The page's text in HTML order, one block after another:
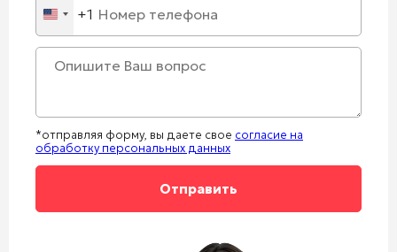
United
States
+1
+1
*отправляя форму, вы даете свое согласие на
обработку персональных данных